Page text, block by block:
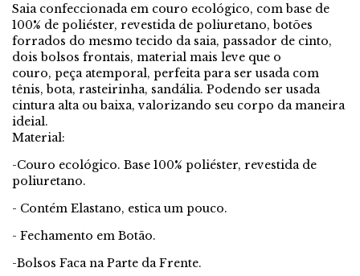
Saia confeccionada em couro ecológico, com base de
100% de poliéster, revestida de poliuretano, botões
forrados do mesmo tecido da saia, passador de cinto,
dois bolsos frontais, material mais leve que o
couro, peça atemporal, perfeita para ser usada com
tênis, bota, rasteirinha, sandália. Podendo ser usada
cintura alta ou baixa, valorizando seu corpo da maneira
ideial.
Material:
-Couro ecológico. Base 100% poliéster, revestida de
poliuretano.
- Contém Elastano, estica um pouco.
- Fechamento em Botão.
-Bolsos Faca na Parte da Frente.